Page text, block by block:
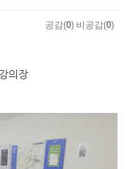
공감(0) 비공감(0)
의장